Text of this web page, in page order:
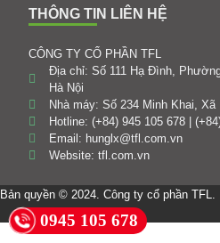
THÔNG TIN LIÊN HỆ
CÔNG TY CỔ PHẦN TFL
Địa chỉ: Số 111 Hạ Đình,
Hà Nội
Nhà máy: Số 234 Minh Khai,
Hotline: (+84) 945 105 678 |
Email: hunglx@tfl.com.vn
Website: tfl.com.vn
Bản quyền © 2024. Công ty cổ phần TFL.
0945 105 678